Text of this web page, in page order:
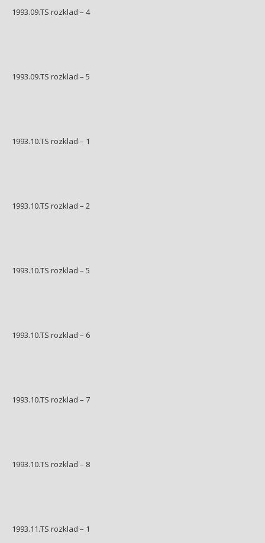
1993.09.TS rozklad – 4
1993.09.TS rozklad – 5
1993.10.TS rozklad – 1
1993.10.TS rozklad – 2
1993.10.TS rozklad – 5
1993.10.TS rozklad – 6
1993.10.TS rozklad – 7
1993.10.TS rozklad – 8
1993.11.TS rozklad – 1